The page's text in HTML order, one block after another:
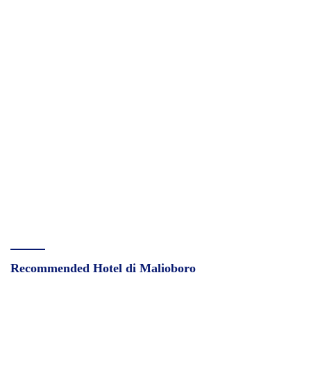
Recommended Hotel di Malioboro